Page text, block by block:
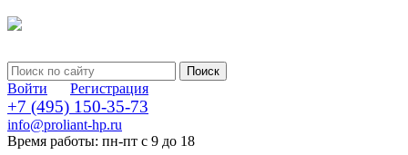
Войти Регистрация
+7 (495) 150-35-73
info@proliant-hp.ru
Время работы: пн-пт с 9 до 18